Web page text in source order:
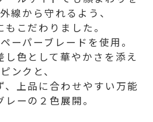
線から守れるよう、
こだわりました。
ーパーブレードを使用。
し色として華やかさを添え
ンクと、
、上品に合わせやすい万能
レーの２色展開。